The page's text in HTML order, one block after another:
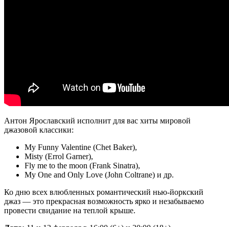
Антон Ярославский исполнит для вас хиты мировой
джазовой классики:
My Funny Valentine (Chet Baker),
Misty (Errol Garner),
Fly me to the moon (Frank Sinatra),
My One and Only Love (John Coltrane) и др.
Ко дню всех влюбленных романтический нью-йоркский
джаз — это прекрасная возможность ярко и незабываемо
провести свидание на теплой крыше.